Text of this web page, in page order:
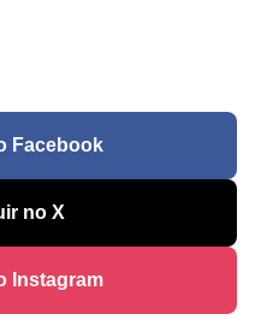
Facebook
no X
Instagram